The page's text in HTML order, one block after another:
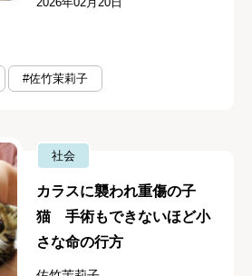
#佐竹茉莉子
社会
カラスに襲われ重傷の子
猫 手術もできないほど小
さな命の行方